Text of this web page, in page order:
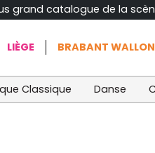
grand catalogue de la
LIÈGE BRABANT WALLON
Classique Danse